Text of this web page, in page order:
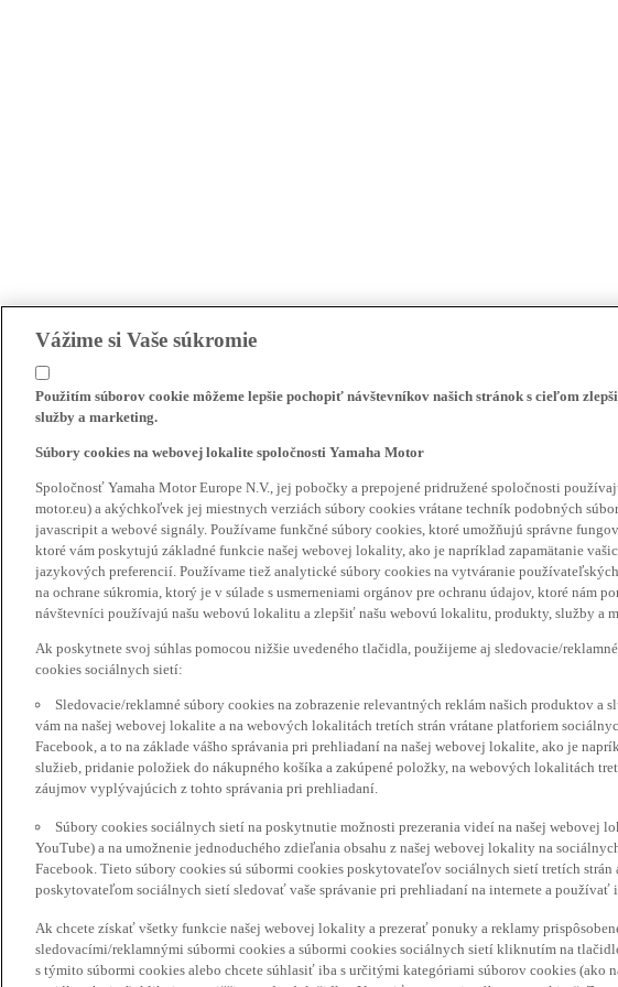
Vážime si Vaše súkromie
Použitím súborov cookie môžeme lepšie pochopiť návštevníkov našich stránok s cieľom
služby a marketing.
Súbory cookies na webovej lokalite spoločnosti Yamaha Motor
Spoločnosť Yamaha Motor Europe N.V., jej pobočky a prepojené pridružené spoločnosti
motor.eu) a akýchkoľvek jej miestnych verziách súbory cookies vrátane techník podobných
javascripit a webové signály. Používame funkčné súbory cookies, ktoré umožňujú správne
ktoré vám poskytujú základné funkcie našej webovej lokality, ako je napríklad zapamätanie
jazykových preferencií. Používame tiež analytické súbory cookies na vytváranie
na ochrane súkromia, ktorý je v súlade s usmerneniami orgánov pre ochranu údajov, ktoré nám
návštevníci používajú našu webovú lokalitu a zlepšiť našu webovú lokalitu, produkty, služby a
Ak poskytnete svoj súhlas pomocou nižšie uvedeného tlačidla, použijeme aj sledovacie/
cookies sociálnych sietí:
Sledovacie/reklamné súbory cookies na zobrazenie relevantných reklám našich produktov a
vám na našej webovej lokalite a na webových lokalitách tretích strán vrátane platforiem
Facebook, a to na základe vášho správania pri prehliadaní na našej webovej lokalite, ako je
služieb, pridanie položiek do nákupného košíka a zakúpené položky, na webových lokalitách
záujmov vyplývajúcich z tohto správania pri prehliadaní.
Súbory cookies sociálnych sietí na poskytnutie možnosti prezerania videí na našej webovej
YouTube) a na umožnenie jednoduchého zdieľania obsahu z našej webovej lokality na
Facebook. Tieto súbory cookies sú súbormi cookies poskytovateľov sociálnych sietí tretích strán
poskytovateľom sociálnych sietí sledovať vaše správanie pri prehliadaní na internete a používať
Ak chcete získať všetky funkcie našej webovej lokality a prezerať ponuky a reklamy
sledovacími/reklamnými súbormi cookies a súbormi cookies sociálnych sietí kliknutím na
s týmito súbormi cookies alebo chcete súhlasiť iba s určitými kategóriami súborov cookies (ako